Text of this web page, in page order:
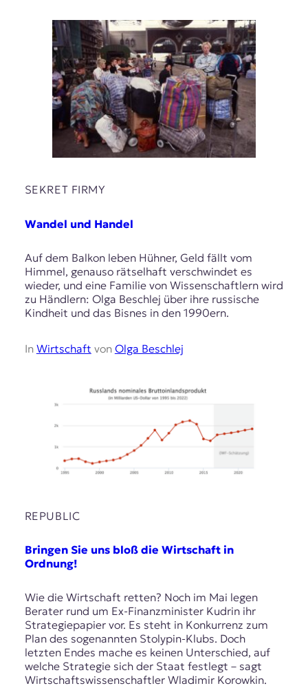
SEKRET FIRMY
Wandel und Handel
Auf dem Balkon leben Hühner, Geld fällt vom
Himmel, genauso rätselhaft verschwindet es
wieder, und eine Familie von Wissenschaftlern wird
zu Händlern: Olga Beschlej über ihre russische
Kindheit und das Bisnes in den 1990ern.
In Wirtschaft von Olga Beschlej
REPUBLIC
Bringen Sie uns bloß die Wirtschaft in
Ordnung!
Wie die Wirtschaft retten? Noch im Mai legen
Berater rund um Ex-Finanzminister Kudrin ihr
Strategiepapier vor. Es steht in Konkurrenz zum
Plan des sogenannten Stolypin-Klubs. Doch
letzten Endes mache es keinen Unterschied, auf
welche Strategie sich der Staat festlegt – sagt
Wirtschaftswissenschaftler Wladimir Korowkin.